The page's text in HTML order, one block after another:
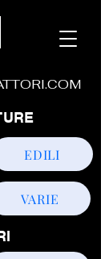
EDILI
VARIE